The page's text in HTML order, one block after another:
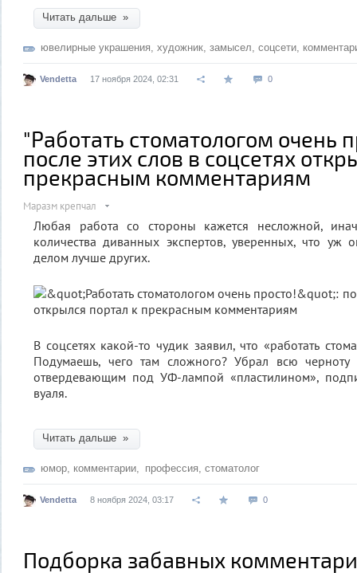
Читать дальше »
ювелирные украшения художник замысел соцсети
Vendetta 17 ноября 2024, 02:31 0
"Работать стоматологом очень
после этих слов в соцсетях
прекрасным комментариям
Маразм крепчал
Любая работа со стороны кажется несложной,
количества диванных экспертов, уверенных, что уж
делом лучше других.
В соцсетях какой-то чудик заявил, что «работать
Подумаешь, чего там сложного? Убрал всю
отвердевающим под УФ-лампой «пластилином»,
вуаля.
Читать дальше »
юмор комментарии профессия стоматолог
Vendetta 8 ноября 2024, 03:17 0
Подборка забавных